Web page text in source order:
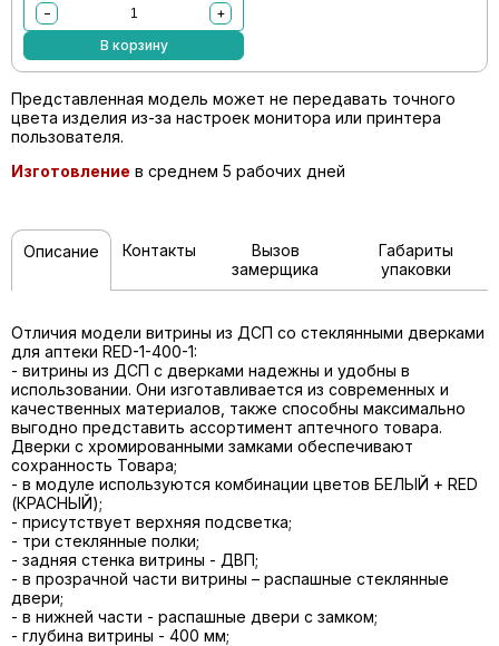
−
+
В корзину
Представленная модель может не передавать точного
цвета изделия из-за настроек монитора или принтера
пользователя.
Изготовление в среднем 5 рабочих дней
Описание Контакты
Вызов
замерщика
Габариты
упаковки
Отличия модели витрины из ДСП со стеклянными дверками
для аптеки RED-1-400-1:
- витрины из ДСП с дверками надежны и удобны в
использовании. Они изготавливается из современных и
качественных материалов, также способны максимально
выгодно представить ассортимент аптечного товара.
Дверки с хромированными замками обеспечивают
сохранность Товара;
- в модуле используются комбинации цветов БЕЛЫЙ + RED
(КРАСНЫЙ);
- присутствует верхняя подсветка;
- три стеклянные полки;
- задняя стенка витрины - ДВП;
- в прозрачной части витрины – распашные стеклянные
двери;
- в нижней части - распашные двери с замком;
- глубина витрины - 400 мм;